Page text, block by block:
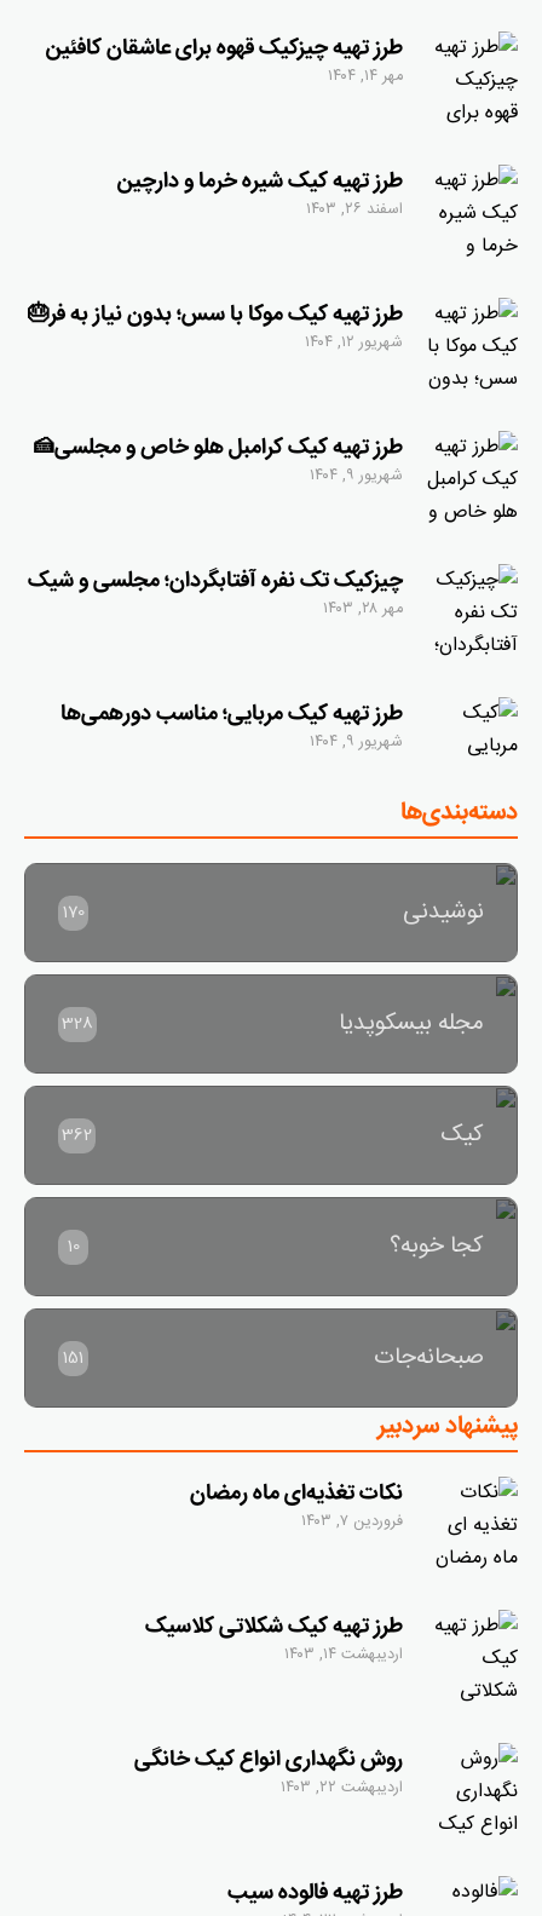
طرز تهیه چیزکیک قهوه برای عاشقان کافئین
مهر ۱۴, ۱۴۰۴
طرز تهیه کیک شیره خرما و دارچین
اسفند ۲۶, ۱۴۰۳
طرز تهیه کیک موکا با سس؛ بدون نیاز به فر🎂
شهریور ۱۲, ۱۴۰۴
طرز تهیه کیک کرامبل هلو خاص و مجلسی🍰
شهریور ۹, ۱۴۰۴
چیزکیک تک نفره آفتابگردان؛ مجلسی و شیک
مهر ۲۸, ۱۴۰۳
طرز تهیه کیک مربایی؛ مناسب دورهمی‌ها
شهریور ۹, ۱۴۰۴
دسته‌بندی‌ها
نوشیدنی 170
مجله بیسکوپدیا 328
کیک 362
کجا خوبه؟ 10
صبحانه‌جات 151
پیشنهاد سردبیر
نکات تغذیه‌‌ای ماه رمضان
فروردین ۷, ۱۴۰۳
طرز تهیه کیک شکلاتی کلاسیک
اردیبهشت ۱۴, ۱۴۰۳
روش نگهداری انواع کیک خانگی
اردیبهشت ۲۲, ۱۴۰۳
طرز تهیه فالوده سیب